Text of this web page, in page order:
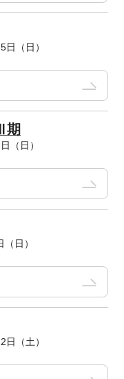
（日）
期
（日）
日）
（土）